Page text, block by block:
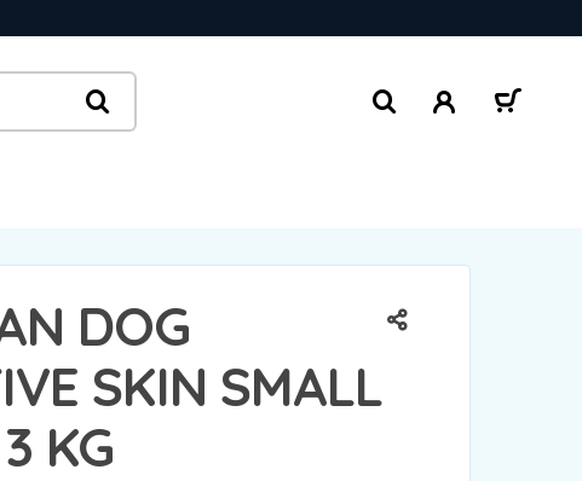
DOG
SKIN SMALL
KG